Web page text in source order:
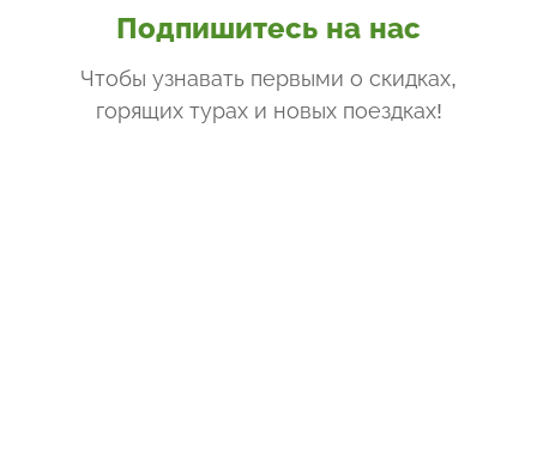
Подпишитесь на нас
Чтобы узнавать первыми о скидках,
горящих турах и новых поездках!